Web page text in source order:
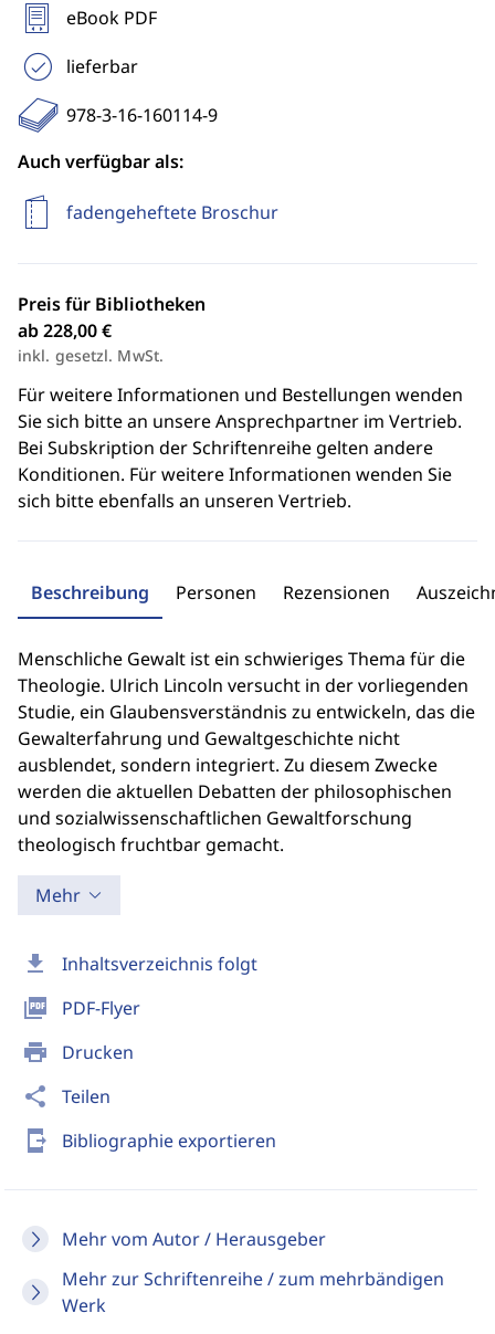
download Inhaltsverzeichnis folgt
picture_as_pdf PDF-Flyer
print Drucken
share Teilen
send_to_mobile Bibliographie exportieren
Mehr vom Autor / Herausgeber
Mehr zur Schriftenreihe / zum mehrbändigen
Werk
eBook PDF
lieferbar
978-3-16-160114-9
Auch verfügbar als:
fadengeheftete Broschur
Preis für Bibliotheken
ab 228,00 €
inkl. gesetzl. MwSt.
Für weitere Informationen und Bestellungen wenden
Sie sich bitte an unsere Ansprechpartner im Vertrieb.
Bei Subskription der Schriftenreihe gelten andere
Konditionen. Für weitere Informationen wenden Sie
sich bitte ebenfalls an unseren Vertrieb.
Beschreibung Personen Rezensionen
Menschliche Gewalt ist ein schwieriges Thema für die
Theologie. Ulrich Lincoln versucht in der vorliegenden
Studie, ein Glaubensverständnis zu entwickeln, das die
Gewalterfahrung und Gewaltgeschichte nicht
ausblendet, sondern integriert. Zu diesem Zwecke
werden die aktuellen Debatten der philosophischen
und sozialwissenschaftlichen Gewaltforschung
theologisch fruchtbar gemacht.
Mehr